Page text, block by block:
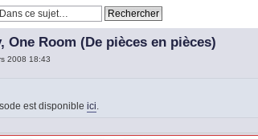
One Room (De pièces en pièces)
2008 18:43
est disponible ici.